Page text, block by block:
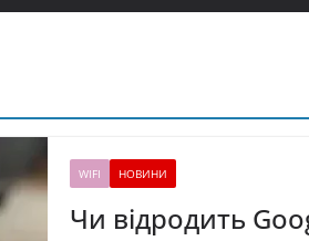
WIFI НОВИНИ
Чи відродить